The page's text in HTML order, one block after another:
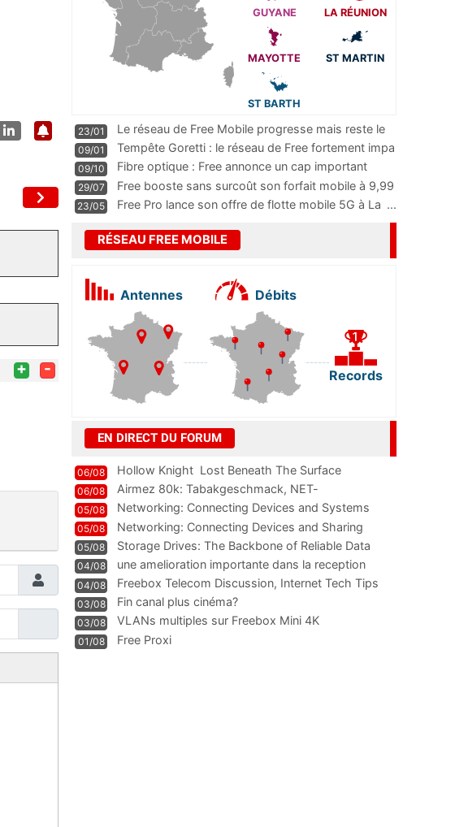
+ -
GUYANE LA RÉUNION
MAYOTTE ST MARTIN
ST BARTH
23/01
Le réseau de Free Mobile progresse mais reste le
m
...
09/01
Tempête Goretti : le réseau de Free fortement impa
09/10
Fibre optique : Free annonce un cap important
pass
...
29/07
Free booste sans surcoût son forfait mobile à 9,99
23/05 Free Pro lance son offre de flotte mobile 5G à La ...
RÉSEAU FREE MOBILE
Antennes Débits
Records
EN DIRECT DU FORUM
06/08 Hollow Knight  Lost Beneath The Surface
06/08
Airmez 80k: Tabakgeschmack, NET-
Technologie und Leistung im
05/08 Networking: Connecting Devices and Systems
05/08
Networking: Connecting Devices and Sharing
Information
05/08
Storage Drives: The Backbone of Reliable Data
Management
04/08
une amelioration importante dans la reception
WIFI
04/08
Freebox Telecom Discussion, Internet Tech Tips
Communi
03/08 Fin canal plus cinéma?
03/08 VLANs multiples sur Freebox Mini 4K
01/08 Free Proxi